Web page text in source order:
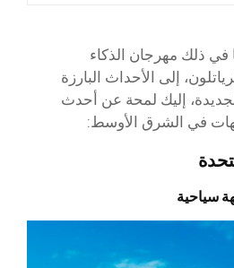
في ذلك مهرجان الذكاء
إلى الأحداث البارزة
إليك لمحة عن أحدث
في الشرق الأوسط:
سياحية